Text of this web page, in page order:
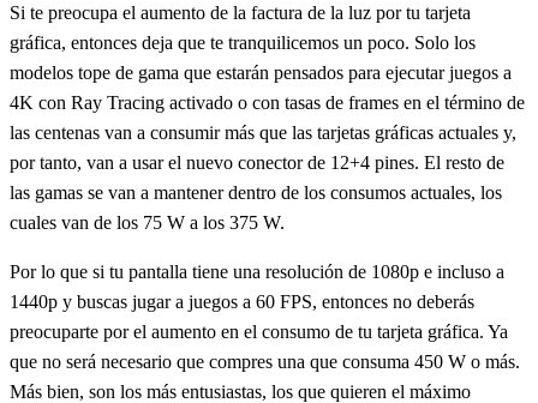
Si te preocupa el aumento de la factura de la luz por tu tarjeta
gráfica, entonces deja que te tranquilicemos un poco. Solo los
modelos tope de gama que estarán pensados para ejecutar juegos a
4K con Ray Tracing activado o con tasas de frames en el término de
las centenas van a consumir más que las tarjetas gráficas actuales y,
por tanto, van a usar el nuevo conector de 12+4 pines. El resto de
las gamas se van a mantener dentro de los consumos actuales, los
cuales van de los 75 W a los 375 W.
Por lo que si tu pantalla tiene una resolución de 1080p e incluso a
1440p y buscas jugar a juegos a 60 FPS, entonces no deberás
preocuparte por el aumento en el consumo de tu tarjeta gráfica. Ya
que no será necesario que compres una que consuma 450 W o más.
Más bien, son los más entusiastas, los que quieren el máximo